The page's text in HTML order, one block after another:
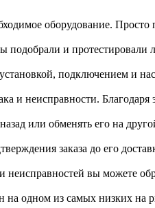
оборудование. Просто
подобрали и протестировали
подключением и
и неисправности. Благодаря
или обменять его на
заказа до его
неисправностей вы можете
на одном из самых низких на